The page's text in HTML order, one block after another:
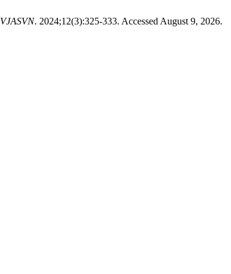
VJASVN. 2024;12(3):325-333. Accessed August 9, 2026.